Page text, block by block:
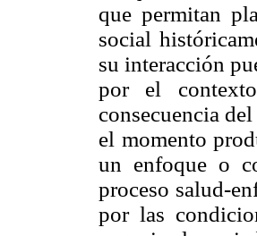
que permitan
social
su interacción
por el
consecuencia
el momento
un enfoque o
proceso salud-
por las